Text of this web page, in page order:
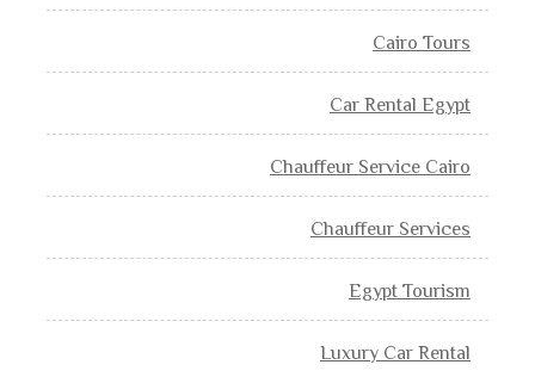
Cairo Tours
Car Rental Egypt
Chauffeur Service Cairo
Chauffeur Services
Egypt Tourism
Luxury Car Rental